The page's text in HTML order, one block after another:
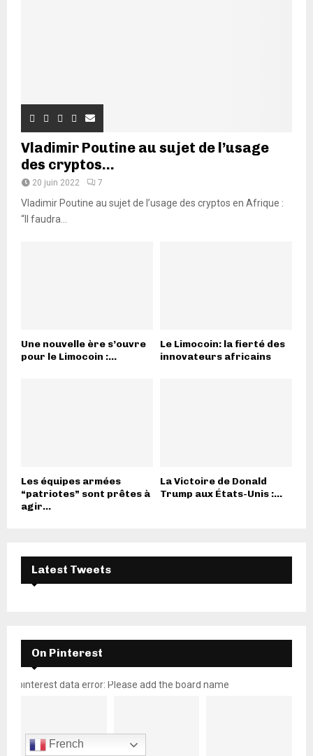
Vladimir Poutine au sujet de l’usage
des cryptos...
20 juin 2022 7
Vladimir Poutine au sujet de l’usage des cryptos en Afrique :
“Il faudra...
Une nouvelle ère s’ouvre
pour le Limocoin :...
Le Limocoin: la fierté des
innovateurs africains
Les équipes armées
“patriotes” sont prêtes à
agir...
La Victoire de Donald
Trump aux États-Unis :...
Latest Tweets
On Pinterest
pinterest data error: Please add the board name
French